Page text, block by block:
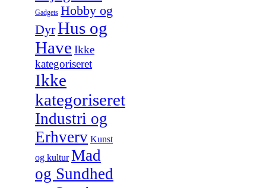
Gadgets Hobby og
DyrHus og
Have Ikke
kategoriseret
Ikke
kategoriseret
Industri og
Erhverv Kunst
og kultur Mad
og Sundhed